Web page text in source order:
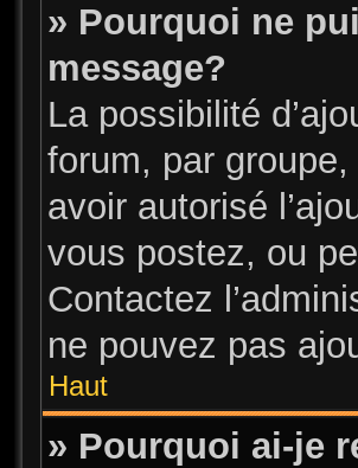
» Pourquoi ne
message?
La possibilité
forum, par
avoir autorisé
vous postez, ou
Contactez
ne pouvez pas
Haut
» Pourquoi ai-je